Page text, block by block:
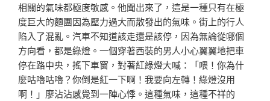
相關的氣味都極度敏感。他聞出來了，這是一種只有在極
度巨大的麵團因為壓力過大而散發出的氣味。街上的行人
陷入了混亂。汽車不知道該走還是該停，因為無論從哪個
方向看，都是綠燈。一個穿著西裝的男人小心翼翼地把車
停在路中央，搖下車窗，對著紅綠燈大喊：「喂！你為什
麼咕嚕咕嚕？你倒是紅一下啊！我要向左轉！綠燈沒用
啊！」廖沾沾感覺到一陣心悸。這種氣味，這種不祥的